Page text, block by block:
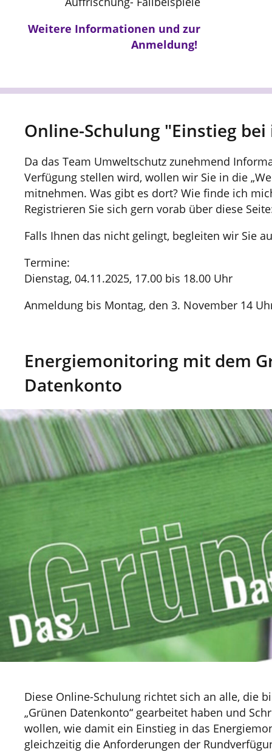
Weitere Informationen und zur
Anmeldung!
Online-Schulung "Einstieg
Da das Team Umweltschutz zunehmend
Verfügung stellen wird, wollen wir Sie in die
mitnehmen. Was gibt es dort? Wie finde ich
Registrieren Sie sich gern vorab über diese
Falls Ihnen das nicht gelingt, begleiten wir Sie
Termine:
Dienstag, 04.11.2025, 17.00 bis 18.00 Uhr
Anmeldung bis Montag, den 3. November 14
Energiemonitoring mit dem
Datenkonto
Diese Online-Schulung richtet sich an alle, die
„Grünen Datenkonto“ gearbeitet haben und
wollen, wie damit ein Einstieg in das
gleichzeitig die Anforderungen der